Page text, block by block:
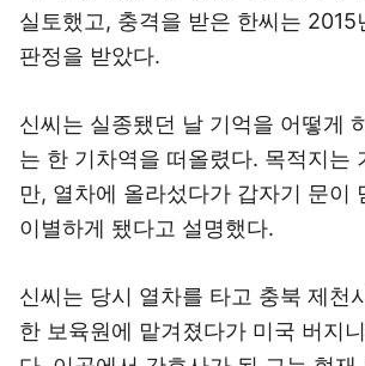
실토했고, 충격을 받은 한씨는 2015
판정을 받았다.
신씨는 실종됐던 날 기억을 어떻게
는 한 기차역을 떠올렸다. 목적지는
만, 열차에 올라섰다가 갑자기 문이
이별하게 됐다고 설명했다.
신씨는 당시 열차를 타고 충북 제천
한 보육원에 맡겨졌다가 미국 버지